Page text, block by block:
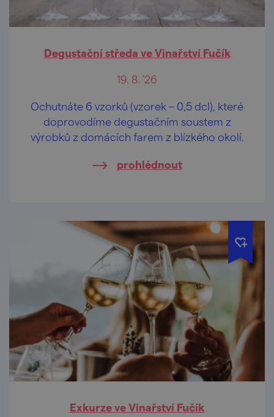
Degustační středa ve Vinařství Fučík
19. 8. '26
Ochutnáte 6 vzorků (vzorek – 0,5 dcl), které
doprovodíme degustačním soustem z
výrobků z domácích farem z blízkého okolí.
prohlédnout
Exkurze ve Vinařství Fučík